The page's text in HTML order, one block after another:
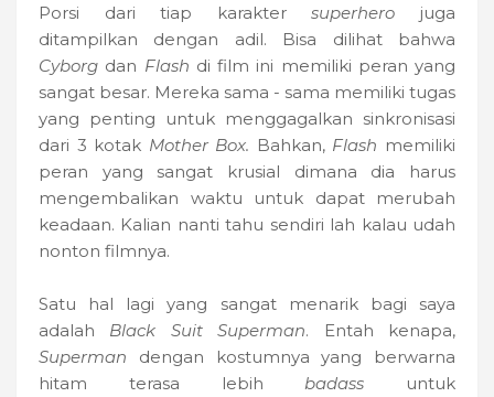
Porsi dari tiap karaktersuperhero juga
ditampilkan dengan adil. Bisa dilihat bahwa
Cyborg dan Flash di film ini memiliki peran yang
sangat besar. Mereka sama - sama memiliki tugas
yang penting untuk menggagalkan sinkronisasi
dari 3 kotak Mother Box. Bahkan, Flash memiliki
peran yang sangat krusial dimana dia harus
mengembalikan waktu untuk dapat merubah
keadaan. Kalian nanti tahu sendiri lah kalau udah
nonton filmnya.
Satu hal lagi yang sangat menarik bagi saya
adalah Black Suit Superman. Entah kenapa,
Superman dengan kostumnya yang berwarna
hitam terasa lebihbadass untuk